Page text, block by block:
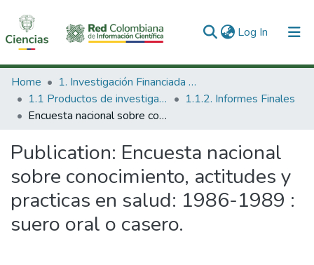
Log In (current)
Communities & Collections
All of DSpace
Home
1. Investigación Financiada con Recursos Públicos
1.1 Productos de investigación
1.1.2. Informes Finales
Encuesta nacional sobre conocimiento, actitudes y practicas en salud: 1986-1989 : suero oral o casero.
Publication: Encuesta nacional
sobre conocimiento, actitudes y
practicas en salud: 1986-1989 :
suero oral o casero.